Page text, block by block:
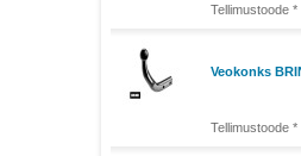
Tellimustoode *
Veokonks
Tellimustoode *